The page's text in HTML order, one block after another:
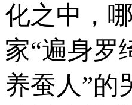
化之中，
家“遍身罗
养蚕人”的